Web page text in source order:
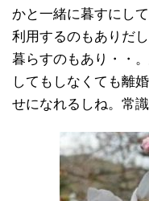
かと一緒に暮すにし
利用するのもありだ
暮らすのもあり・・
してもしなくても離
せになれるしね。常